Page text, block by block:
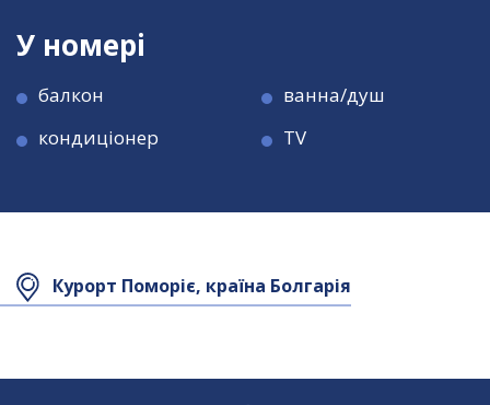
У номері
балкон
кондиціонер
ванна/душ
TV
Площа номера
Максимальне
3+1
Курорт Поморіє, країна Болгарія